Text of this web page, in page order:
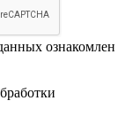
ознакомлен